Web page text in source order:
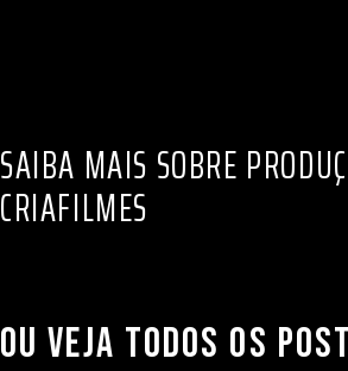
SAIBA MAIS SOBRE
CRIAFILMES
OU VEJA TODOS OS